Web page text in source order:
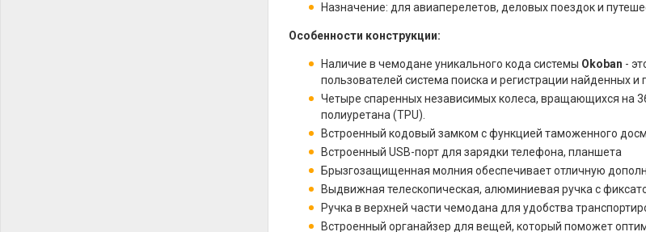
Назначение: для авиаперелетов, деловых поездок и
Особенности конструкции:
Наличие в чемодане уникального кода системы Okoban -
пользователей система поиска и регистрации найденных и
Четыре спаренных независимых колеса, вращающихся на
полиуретана (TPU).
Встроенный кодовый замком с функцией таможенного
Встроенный USB-порт для зарядки телефона, планшета
Брызгозащищенная молния обеспечивает отличную
Выдвижная телескопическая, алюминиевая ручка с
Ручка в верхней части чемодана для удобства
Встроенный органайзер для вещей, который поможет